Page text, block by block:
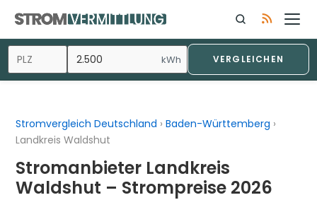
Inhalt
springen
kWh VERGLEICHEN
Stromvergleich Deutschland ›Baden-Württemberg ›
Landkreis Waldshut
Stromanbieter Landkreis
Waldshut – Strompreise 2026